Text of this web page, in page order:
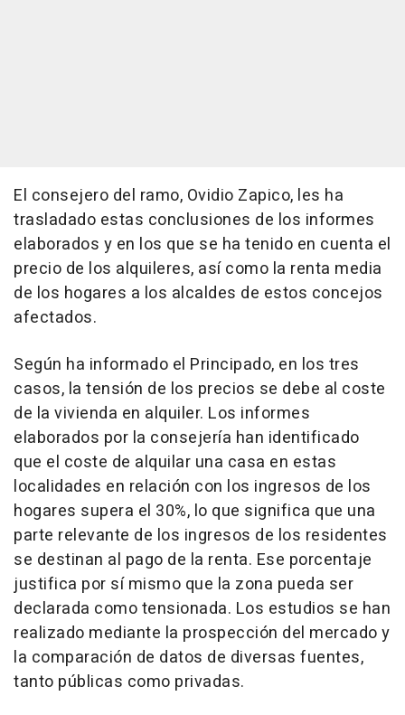
El consejero del ramo, Ovidio Zapico, les ha
trasladado estas conclusiones de los informes
elaborados y en los que se ha tenido en cuenta el
precio de los alquileres, así como la renta media
de los hogares a los alcaldes de estos concejos
afectados.
Según ha informado el Principado, en los tres
casos, la tensión de los precios se debe al coste
de la vivienda en alquiler. Los informes
elaborados por la consejería han identificado
que el coste de alquilar una casa en estas
localidades en relación con los ingresos de los
hogares supera el 30%, lo que significa que una
parte relevante de los ingresos de los residentes
se destinan al pago de la renta. Ese porcentaje
justifica por sí mismo que la zona pueda ser
declarada como tensionada. Los estudios se han
realizado mediante la prospección del mercado y
la comparación de datos de diversas fuentes,
tanto públicas como privadas.